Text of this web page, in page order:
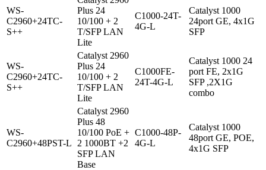
WS-
C2960+24TC-
S++
Plus 24
10/100 + 2
T/SFP LAN
Lite
C1000-24T-
4G-L
Catalyst 1000
24port GE, 4x1G
SFP
WS-
C2960+24TC-
S++
Catalyst 2960
Plus 24
10/100 + 2
T/SFP LAN
Lite
C1000FE-
24T-4G-L
Catalyst 1000 24
port FE, 2x1G
SFP ,2X1G
combo
WS-
C2960+48PST-L
Catalyst 2960
Plus 48
10/100 PoE +
2 1000BT +2
SFP LAN
Base
C1000-48P-
4G-L
Catalyst 1000
48port GE, POE,
4x1G SFP